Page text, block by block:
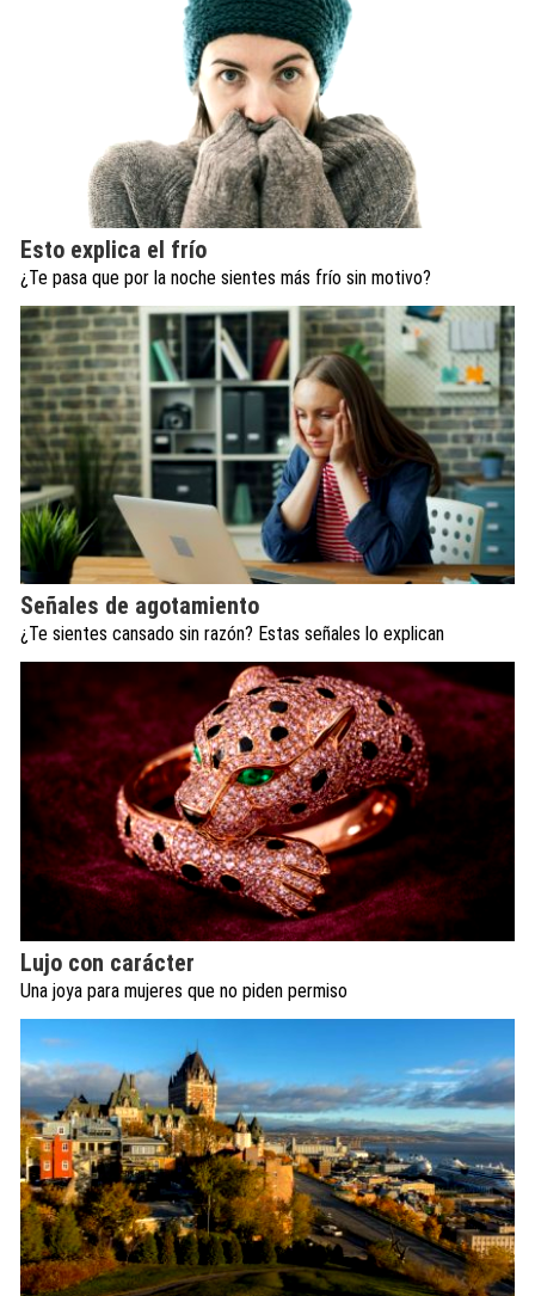
Esto explica el frío
¿Te pasa que por la noche sientes más frío sin motivo?
Señales de agotamiento
¿Te sientes cansado sin razón? Estas señales lo explican
Lujo con carácter
Una joya para mujeres que no piden permiso